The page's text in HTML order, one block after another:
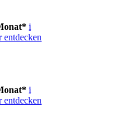
i
entdecken
i
entdecken